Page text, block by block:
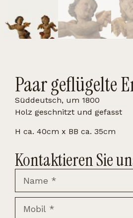
Paar geflügelte
Süddeutsch, um 1800
Holz geschnitzt und gefasst
H ca. 40cm x BB ca. 35cm
Kontaktieren Sie